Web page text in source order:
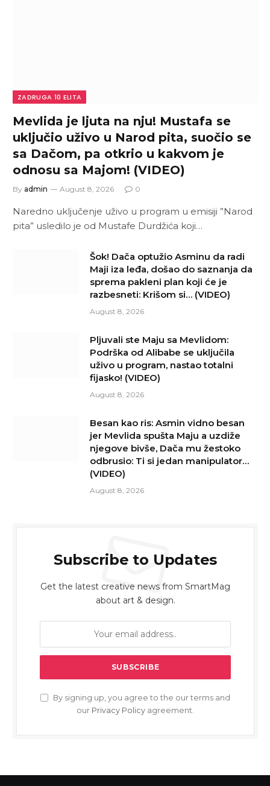
ZADRUGA 10 ELITA
Mevlida je ljuta na nju! Mustafa se
uključio uživo u Narod pita, suočio se
sa Dačom, pa otkrio u kakvom je
odnosu sa Majom! (VIDEO)
By admin August 8, 2026 0
Naredno uključenje uživo u program u emisiji ”Narod
pita” usledilo je od Mustafe Durdžića koji…
Šok! Dača optužio Asminu da radi
Maji iza leđa, došao do saznanja da
sprema pakleni plan koji će je
razbesneti: Krišom si… (VIDEO)
August 8, 2026
Pljuvali ste Maju sa Mevlidom:
Podrška od Alibabe se uključila
uživo u program, nastao totalni
fijasko! (VIDEO)
August 8, 2026
Besan kao ris: Asmin vidno besan
jer Mevlida spušta Maju a uzdiže
njegove bivše, Dača mu žestoko
odbrusio: Ti si jedan manipulator…
(VIDEO)
August 8, 2026
Subscribe to Updates
Get the latest creative news from SmartMag
about art & design.
By signing up, you agree to the our terms and
our Privacy Policy agreement.